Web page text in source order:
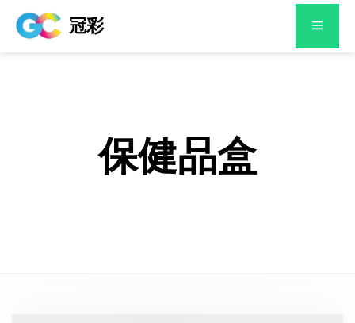
冠彩
保健品盒